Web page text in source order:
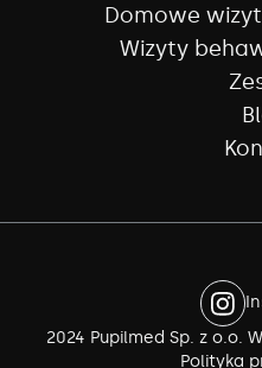
Domowe
Wizyty
2024 Pupilmed Sp. z o.o.
Polityka